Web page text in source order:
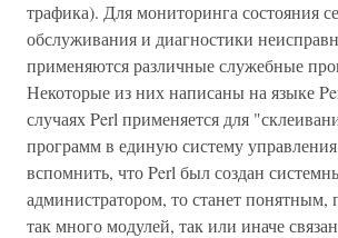
трафика). Для мониторинга состояния
обслуживания и диагностики
применяются различные служебные
Некоторые из них написаны на языке
случаях Perl применяется для
программ в единую систему
вспомнить, что Perl был создан
администратором, то станет понятным,
так много модулей, так или иначе